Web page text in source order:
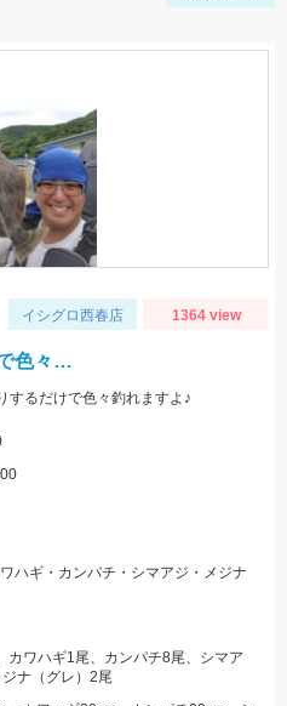
イシグロ西春店 1364 view
色々…
するだけで色々釣れますよ♪
ハギ・カンパチ・シマアジ・メジナ
カワハギ1尾、カンパチ8尾、シマア
ナ（グレ）2尾